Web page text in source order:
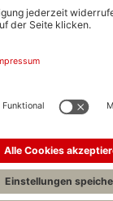
FAQs
Impressum
Stellenangebote